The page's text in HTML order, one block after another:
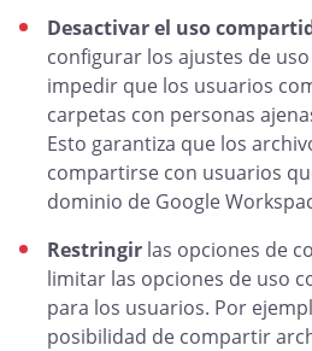
Desactivar el uso
configurar los ajustes de
impedir que los usuarios
carpetas con personas
Esto garantiza que los
compartirse con usuarios
dominio de Google
Restringir las opciones de
limitar las opciones de uso
para los usuarios. Por
posibilidad de compartir